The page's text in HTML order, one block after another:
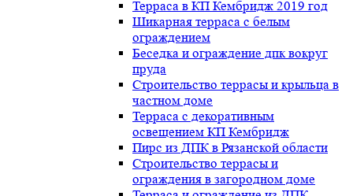
Терраса в КП Кембридж 2019 год
Шикарная терраса с белым
ограждением
Беседка и ограждение дпк вокруг
пруда
Строительство террасы и крыльца в
частном доме
Терраса с декоративным
освещением КП Кембридж
Пирс из ДПК в Рязанской области
Строительство террасы и
ограждения в загородном доме